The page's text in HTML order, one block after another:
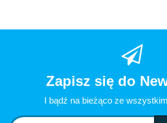
Zapisz się do
I bądź na bieżąco ze